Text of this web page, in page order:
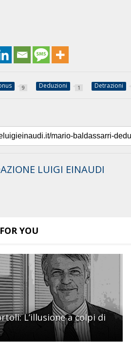
9 Deduzioni 1 Detrazioni
LUIGI EINAUDI
YOU
L’illusione a colpi di